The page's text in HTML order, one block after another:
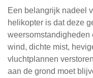
Een belangrijk nadeel
helikopter is dat deze
weersomstandigheden
wind, dichte mist,
vluchtplannen
aan de grond moet